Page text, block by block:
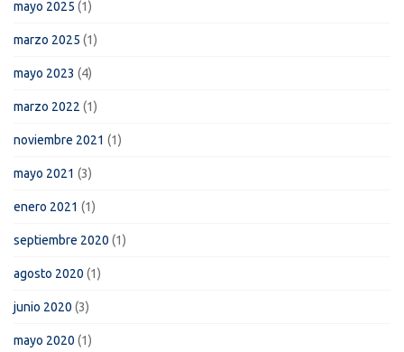
mayo 2025 (1)
marzo 2025 (1)
mayo 2023 (4)
marzo 2022 (1)
noviembre 2021 (1)
mayo 2021 (3)
enero 2021 (1)
septiembre 2020 (1)
agosto 2020 (1)
junio 2020 (3)
mayo 2020 (1)